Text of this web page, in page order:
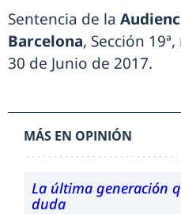
Sentencia de la
Barcelona, Sección
30 de Junio de 2017.
MÁS EN OPINIÓN
La última generación
duda